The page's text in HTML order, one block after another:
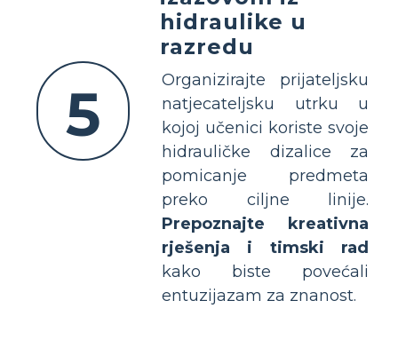
5
hidraulike u
razredu
Organizirajte prijateljsku
natjecateljsku utrku u
kojoj učenici koriste svoje
hidrauličke dizalice za
pomicanje predmeta
preko ciljne linije.
Prepoznajte kreativna
rješenja i timski rad
kako biste povećali
entuzijazam za znanost.